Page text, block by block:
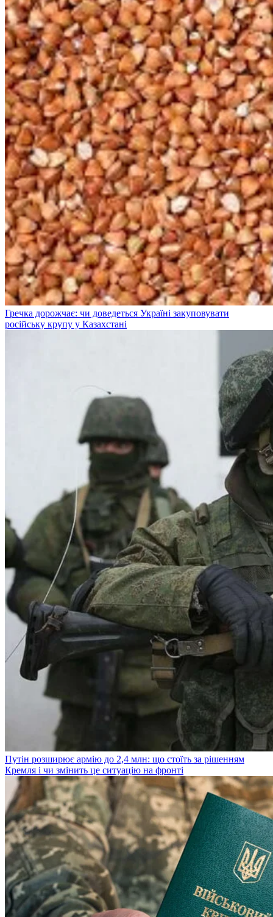
Гречка дорожчає: чи доведеться Україні закуповувати
російську крупу у Казахстані
Путін розширює армію до 2,4 млн: що стоїть за рішенням
Кремля і чи змінить це ситуацію на фронті